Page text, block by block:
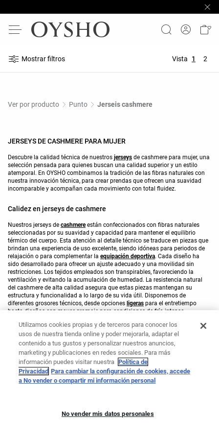
Mostrar filtros Vista 1 2
Ver por producto Punto Jerseis cashmere
JERSEYS DE CASHMERE PARA MUJER
Descubre la calidad técnica de nuestros jerseys de cashmere para mujer, una
selección pensada para quienes buscan una calidad superior y un estilo
atemporal. En OYSHO combinamos la tradición de las fibras naturales con
nuestra innovación técnica, para crear prendas que ofrecen una suavidad
incomparable y acompañan cada movimiento con total fluidez.
Calidez en jerseys de cashmere
Nuestros jerseys de cashmereestán confeccionados con fibras naturales
seleccionadas por su suavidad y capacidad para mantener el equilibrio
térmico del cuerpo. Esta atención al detalle técnico se traduce en piezas que
brindan una experiencia de uso excelente, siendo idóneas para periodos de
relajación o para complementar la equipación deportiva. Cada diseño ha
sido desarrollado para ofrecer un ajuste adecuado y una movilidad sin
restricciones. Los tejidos empleados son transpirables, favoreciendo la
ventilación y evitando la acumulación de humedad. La resistencia natural
del cashmere de alta calidad asegura que estas piezas mantengan su
estructura y funcionalidad a lo largo de su vida útil. Disponemos de
diferentes grosores técnicos, desde opciones ligeras para el entretiempo
hasta diseños con mayor gramaje para condiciones de frío intenso,
del cashmere en tus entrenamientos.
Te puede interesar
Pantalones
Jerseis punto
Utilizamos cookies propias y de terceros para conocer los
usos de nuestra tienda online y poder mejorarla, adaptar el
contenido a tus gustos y personalizar nuestros anuncios,
marketing y publicaciones en redes sociales. Para más
información puedes visitar nuestra Política de
Privacidad Para cambiar la configuración de cookies, accede
a No vender o compartir mi información personal
No vender mis datos personales